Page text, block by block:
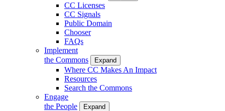
CC Licenses
CC Signals
Public Domain
Chooser
FAQs
Implement
the Commons
Expand
Where CC Makes An Impact
Resources
Search the Commons
Engage
the People
Expand